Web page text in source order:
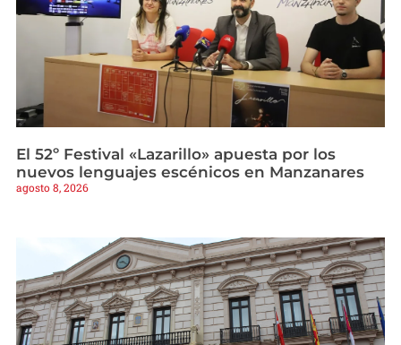
El 52º Festival «Lazarillo» apuesta por los
nuevos lenguajes escénicos en Manzanares
agosto 8, 2026